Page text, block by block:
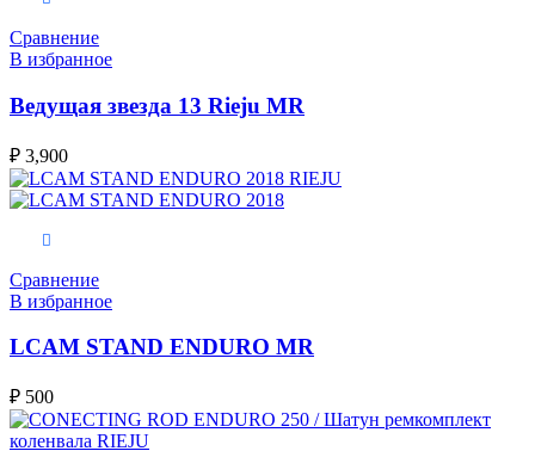
Сравнение
В избранное
Ведущая звезда 13 Rieju MR
₽ 3,900
Сравнение
В избранное
LCAM STAND ENDURO MR
₽ 500